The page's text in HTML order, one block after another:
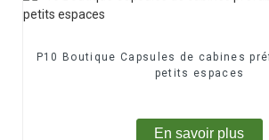
P10 Boutique Capsules de cabines
petits espaces
En savoir plus